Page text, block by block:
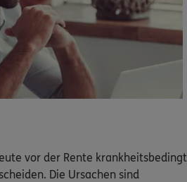
Versicherungen
Ihre Versicherungen bei ERGO,
und der DKV.
vor der Rente krankheitsbedingt
Die Ursachen sind